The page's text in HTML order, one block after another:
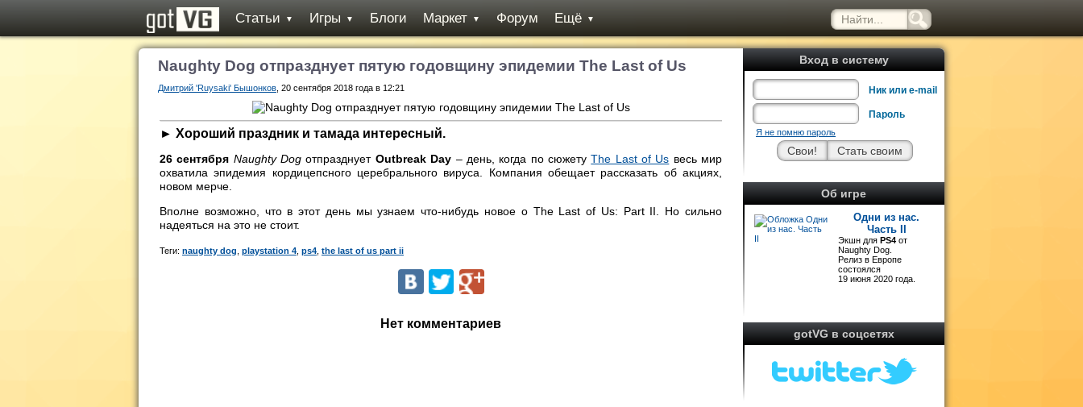
Статьи ▼ Игры ▼ Блоги Маркет ▼ Форум Ещё ▼
Вход в систему
Ник или e-mail
Пароль
Я не помню пароль
Об игре
Одни из нас.
Часть II
Экшн для PS4 от
Naughty Dog.
Релиз в Европе
состоялся
19 июня 2020 года.
gotVG в соцсетях
Naughty Dog отпразднует пятую годовщину эпидемии The Last of Us
Дмитрий 'Ruysaki' Бышонков , 20 сентября 2018 года в 12:21
► Хороший праздник и тамада интересный.
26 сентября Naughty Dog отпразднует Outbreak Day – день, когда по сюжетуThе Last of Us весь мир
охватила эпидемия кордицепсного церебрального вируса. Компания обещает рассказать об акциях,
новом мерче.
Вполне возможно, что в этот день мы узнаем что-нибудь новое о The Last of Us: Part II. Но сильно
надеяться на это не стоит.
Теги: naughty dog playstation 4 ps4 the last of us part ii
Нет комментариев